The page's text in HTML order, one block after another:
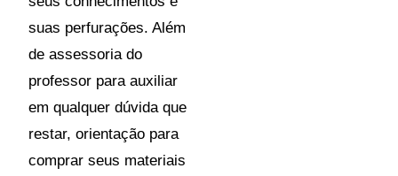
suas perfurações. Além
de assessoria do
professor para auxiliar
em qualquer dúvida que
restar, orientação para
comprar seus materiais